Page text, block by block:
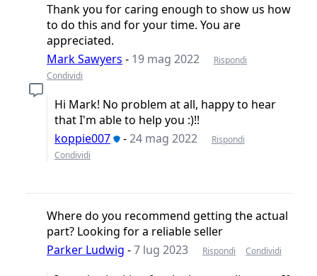
Thank you for caring enough to show us how
to do this and for your time. You are
appreciated.
Mark Sawyers - 19 mag 2022
Rispondi
Condividi
Hi Mark! No problem at all, happy to hear
that I'm able to help you :)!!
koppie007
-24 mag 2022
Rispondi
Condividi
Where do you recommend getting the actual
part? Looking for a reliable seller
Parker Ludwig -7 lug 2023 Rispondi Condividi